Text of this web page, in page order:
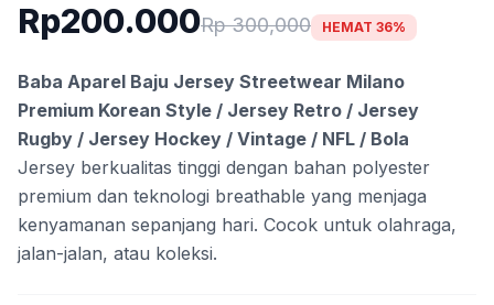
Rp200.000Rp 300,000 HEMAT 36%
Baba Aparel Baju Jersey Streetwear Milano
Premium Korean Style / Jersey Retro / Jersey
Rugby / Jersey Hockey / Vintage / NFL / Bola
Jersey berkualitas tinggi dengan bahan polyester
premium dan teknologi breathable yang menjaga
kenyamanan sepanjang hari. Cocok untuk olahraga,
jalan-jalan, atau koleksi.